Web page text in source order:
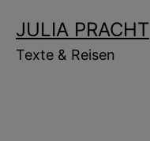
Inhalt
springen
JULIA PRACHT
Texte & Reisen